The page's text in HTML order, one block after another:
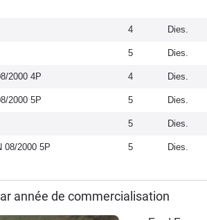
4 Dies.
5 Dies.
2000 4P 4 Dies.
2000 5P 5 Dies.
5 Dies.
08/2000 5P 5 Dies.
année de commercialisation